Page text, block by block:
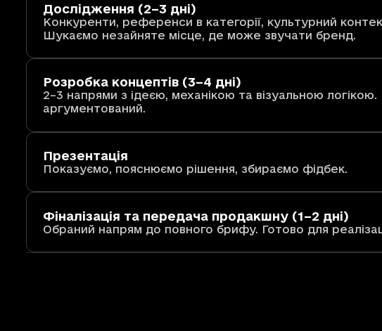
Дослідження (2–3 дні)
Конкуренти, референси в категорії, культурний
Шукаємо незайняте місце, де може звучати бренд.
Розробка концептів (3–4 дні)
2–3 напрями з ідеєю, механікою та візуальною
аргументований.
Презентація
Показуємо, пояснюємо рішення, збираємо фідбек.
Фіналізація та передача продакшну (1–2 дні)
Обраний напрям до повного брифу. Готово для